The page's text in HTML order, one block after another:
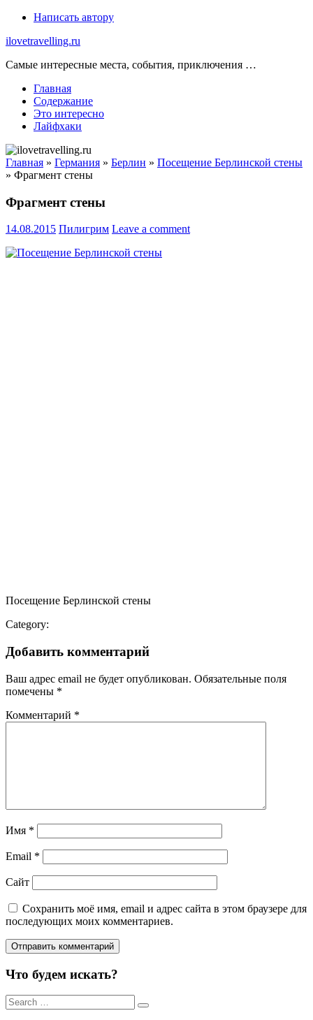
Skip
content
Написать автору
ilovetravelling.ru
Самые интересные места, события, приключения …
Главная
Содержание
Это интересно
Лайфхаки
Главная » Германия » Берлин » Посещение Берлинской стены
» Фрагмент стены
Фрагмент стены
14.08.2015 Пилигрим Leave a comment
Посещение Берлинской стены
Category:
Добавить комментарий
Ваш адрес email не будет опубликован. Обязательные поля
помечены *
Комментарий *
Имя *
Email *
Сайт
Сохранить моё имя, email и адрес сайта в этом браузере для
последующих моих комментариев.
Что будем искать?
Результаты
поиска